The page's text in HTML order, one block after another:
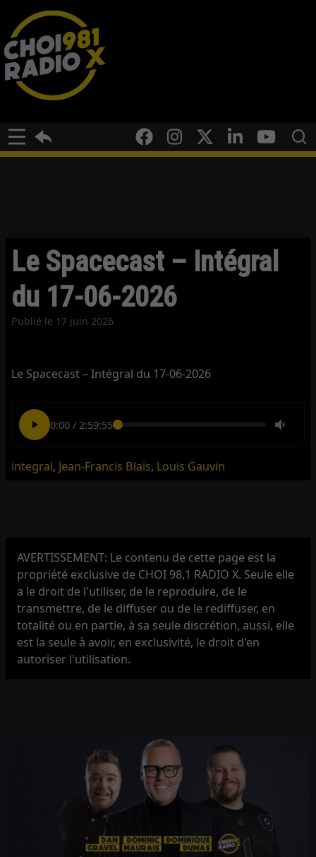
Le Spacecast – Intégral
du 17-06-2026
Publié le 17 juin 2026
Le Spacecast – Intégral du 17-06-2026
0:00/ 2:59:55
integral, Jean-Francis Blais, Louis Gauvin
AVERTISSEMENT: Le contenu de cette page est la
propriété exclusive de CHOI 98,1 RADIO X. Seule elle
a le droit de l'utiliser, de le reproduire, de le
transmettre, de le diffuser ou de le rediffuser, en
totalité ou en partie, à sa seule discrétion, aussi, elle
est la seule à avoir, en exclusivité, le droit d'en
autoriser l'utilisation.